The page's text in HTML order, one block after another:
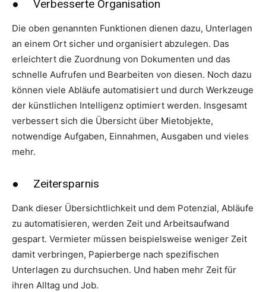
● Verbesserte Organisation
Die oben genannten Funktionen dienen dazu, Unterlagen
an einem Ort sicher und organisiert abzulegen. Das
erleichtert die Zuordnung von Dokumenten und das
schnelle Aufrufen und Bearbeiten von diesen. Noch dazu
können viele Abläufe automatisiert und durch Werkzeuge
der künstlichen Intelligenz optimiert werden. Insgesamt
verbessert sich die Übersicht über Mietobjekte,
notwendige Aufgaben, Einnahmen, Ausgaben und vieles
mehr.
● Zeitersparnis
Dank dieser Übersichtlichkeit und dem Potenzial, Abläufe
zu automatisieren, werden Zeit und Arbeitsaufwand
gespart. Vermieter müssen beispielsweise weniger Zeit
damit verbringen, Papierberge nach spezifischen
Unterlagen zu durchsuchen. Und haben mehr Zeit für
ihren Alltag und Job.